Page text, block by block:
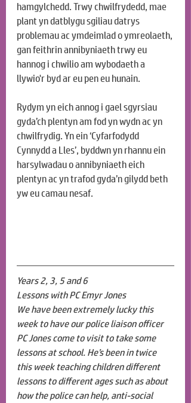
hamgylchedd. Trwy chwilfrydedd, mae
plant yn datblygu sgiliau datrys
problemau ac ymdeimlad o ymreolaeth,
gan feithrin annibyniaeth trwy eu
hannog i chwilio am wybodaeth a
llywio'r byd ar eu pen eu hunain.
Rydym yn eich annog i gael sgyrsiau
gyda’ch plentyn am fod yn wydn ac yn
chwilfrydig. Yn ein ‘Cyfarfodydd
Cynnydd a Lles’, byddwn yn rhannu ein
harsylwadau o annibyniaeth eich
plentyn ac yn trafod gyda’n gilydd beth
yw eu camau nesaf.
Years 2, 3, 5 and 6
Lessons with PC Emyr Jones
We have been extremely lucky this
week to have our police liaison officer
PC Jones come to visit to take some
lessons at school. He’s been in twice
this week teaching children different
lessons to different ages such as about
how the police can help, anti-social